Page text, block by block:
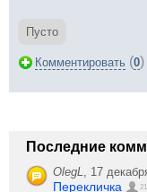
Пусто
Комментировать (0)
Последние
OlegL, 17
Перекличка 21